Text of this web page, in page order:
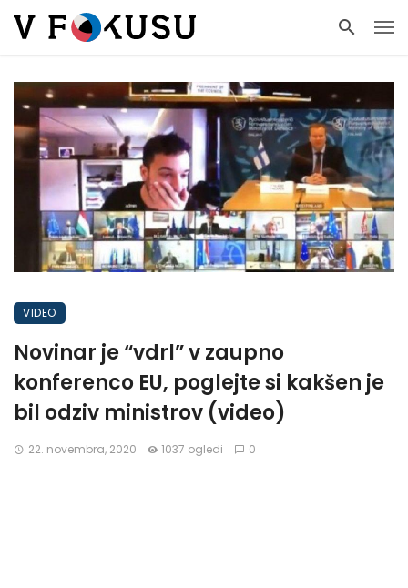
VIDEO
Novinar je “vdrl” v zaupno
konferenco EU, poglejte si kakšen je
bil odziv ministrov (video)
22. novembra, 2020 1037 ogledi 0